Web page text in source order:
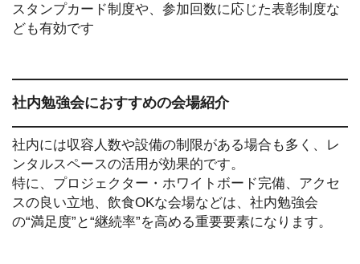
スタンプカード制度や、参加回数に応じた表彰制度な
ども有効です
社内勉強会におすすめの会場紹介
社内には収容人数や設備の制限がある場合も多く、レ
ンタルスペースの活用が効果的です。
特に、プロジェクター・ホワイトボード完備、アクセ
スの良い立地、飲食OKな会場などは、社内勉強会
の“満足度”と“継続率”を高める重要要素になります。